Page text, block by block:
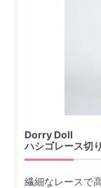
Dorry Doll
ハシゴレース切
繊細なレースで